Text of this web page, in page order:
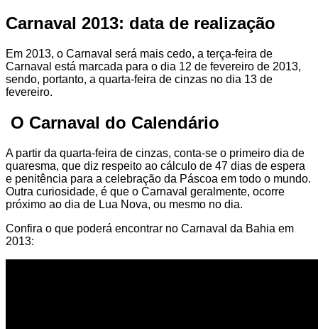
Carnaval 2013: data de realização
Em 2013, o Carnaval será mais cedo, a terça-feira de
Carnaval está marcada para o dia 12 de fevereiro de 2013,
sendo, portanto, a quarta-feira de cinzas no dia 13 de
fevereiro.
O Carnaval do Calendário
A partir da quarta-feira de cinzas, conta-se o primeiro dia de
quaresma, que diz respeito ao cálculo de 47 dias de espera
e penitência para a celebração da Páscoa em todo o mundo.
Outra curiosidade, é que o Carnaval geralmente, ocorre
próximo ao dia de Lua Nova, ou mesmo no dia.
Confira o que poderá encontrar no Carnaval da Bahia em
2013: